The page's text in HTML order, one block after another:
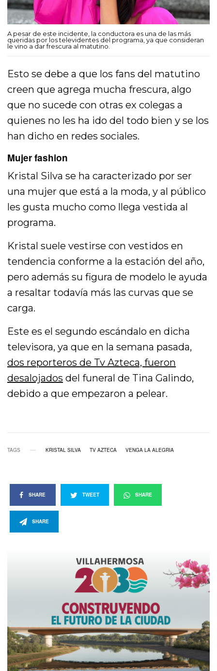
A pesar de este incidente, la conductora es una de las más
queridas por los televidentes del programa, ya que consideran
le vino a dar frescura al matutino.
Esto se debe a que los fans del matutino
creen que agrega mucha frescura, algo
que no sucede con otras ex colegas a
quienes no les ha ido del todo bien y se los
han dicho en redes sociales.
Mujer fashion
Kristal Silva se ha caracterizado por ser
una mujer que está a la moda, y al público
les gusta mucho como llega vestida al
programa.
Kristal suele vestirse con vestidos en
tendencia conforme a la estación del año,
pero además su figura de modelo le ayuda
a resaltar todavía más las curvas que se
carga.
Este es el segundo escándalo en dicha
televisora, ya que en la semana pasada,
dos reporteros de Tv Azteca, fueron
desalojados del funeral de Tina Galindo,
debido a que empezaron a pelear.
TAGS KRISTAL SILVA TV AZTECA VENGA LA ALEGRIA
SHARE TWEET SHARE
SHARE